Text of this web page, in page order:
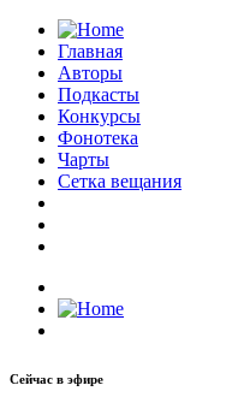
Главная
Авторы
Подкасты
Конкурсы
Фонотека
Чарты
Сетка вещания
Сейчас в эфире